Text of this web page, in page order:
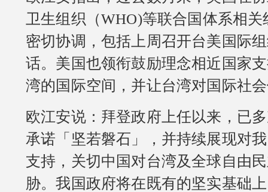
卫生组织（WHO)等联合国体系相
密切协调，包括上周召开台美国际
话。美国也领衔鼓励理念相近国家
湾的国际空间，并让台湾对国际社
欧江安说：拜登政府上任以来，已
承诺「坚若磐石」，并持续展现对
支持，关切中国对台湾及全球自由
胁。我国政府将在既有的坚实基础